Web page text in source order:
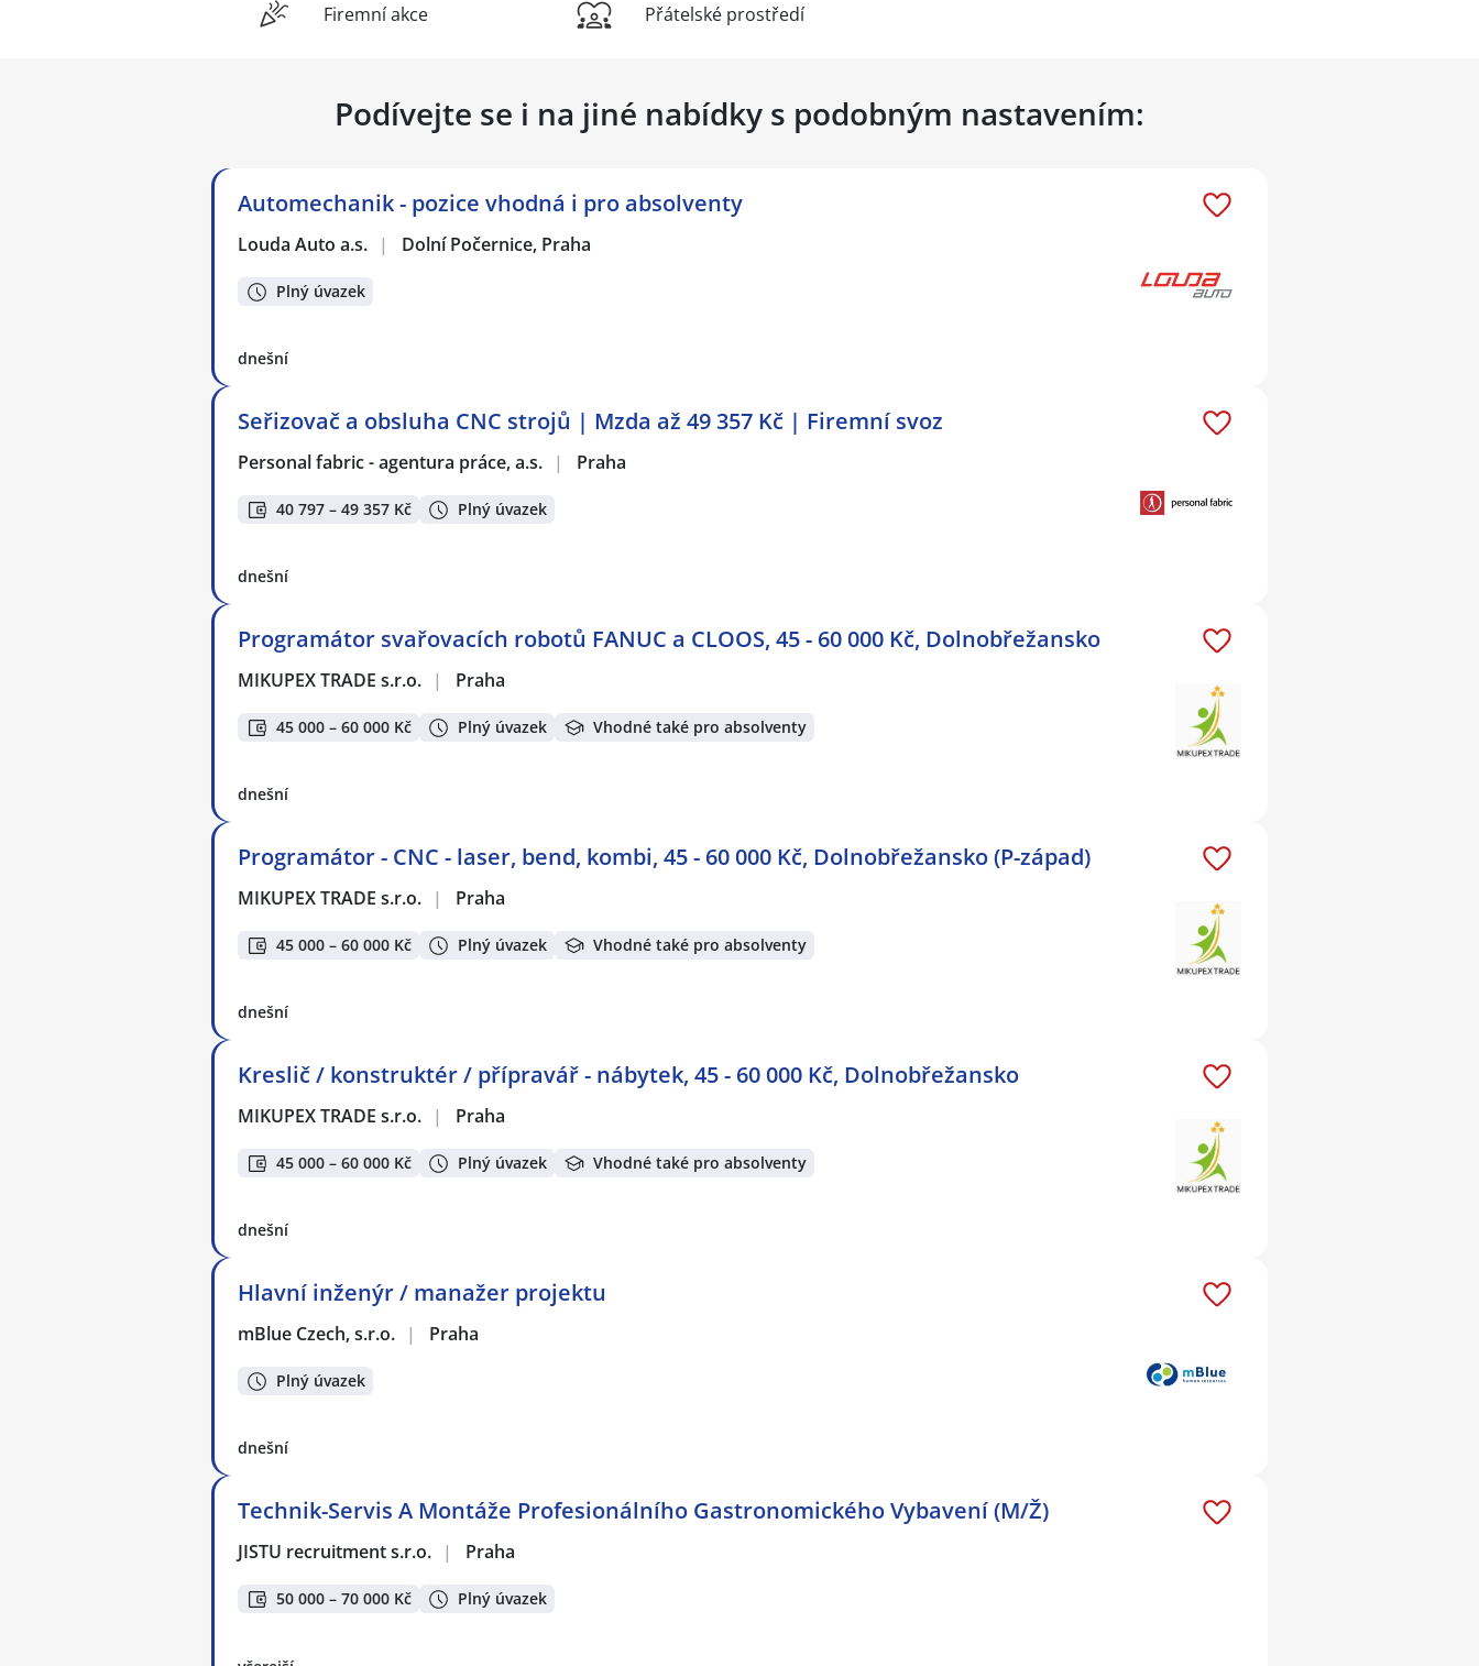
Firemní akce Přátelské prostředí
Podívejte se i na jiné nabídky s podobným nastavením:
Automechanik - pozice vhodná i pro absolventy
Louda Auto a.s. | Dolní Počernice, Praha
Plný úvazek
dnešní
Seřizovač a obsluha CNC strojů | Mzda až 49 357 Kč | Firemní svoz
Personal fabric - agentura práce, a.s. | Praha
40 797 – 49 357 Kč Plný úvazek
dnešní
Programátor svařovacích robotů FANUC a CLOOS, 45 - 60 000 Kč, Dolnobřežansko
MIKUPEX TRADE s.r.o. | Praha
45 000 – 60 000 Kč Plný úvazek Vhodné také pro absolventy
dnešní
Programátor - CNC - laser, bend, kombi, 45 - 60 000 Kč, Dolnobřežansko (P-západ)
MIKUPEX TRADE s.r.o. | Praha
45 000 – 60 000 Kč Plný úvazek Vhodné také pro absolventy
dnešní
Kreslič / konstruktér / přípravář - nábytek, 45 - 60 000 Kč, Dolnobřežansko
MIKUPEX TRADE s.r.o. | Praha
45 000 – 60 000 Kč Plný úvazek Vhodné také pro absolventy
dnešní
Hlavní inženýr / manažer projektu
mBlue Czech, s.r.o. | Praha
Plný úvazek
dnešní
Technik-Servis A Montáže Profesionálního Gastronomického Vybavení (M/Ž)
JISTU recruitment s.r.o. | Praha
50 000 – 70 000 Kč Plný úvazek